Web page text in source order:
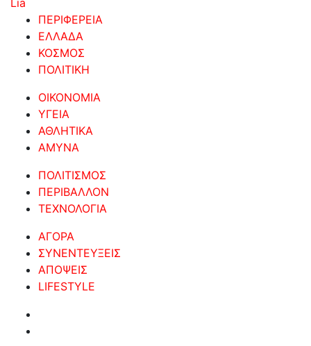
ΠΕΡΙΦΕΡΕΙΑ
ΕΛΛΑΔΑ
ΚΟΣΜΟΣ
ΠΟΛΙΤΙΚΗ
ΟΙΚΟΝΟΜΙΑ
ΥΓΕΙΑ
ΑΘΛΗΤΙΚΑ
ΑΜΥΝΑ
ΠΟΛΙΤΙΣΜΟΣ
ΠΕΡΙΒΑΛΛΟΝ
ΤΕΧΝΟΛΟΓΙΑ
ΑΓΟΡΑ
ΣΥΝΕΝΤΕΥΞΕΙΣ
ΑΠΟΨΕΙΣ
LIFESTYLE